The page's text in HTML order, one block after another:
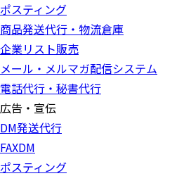
ポスティング
商品発送代行・物流倉庫
企業リスト販売
メール・メルマガ配信システム
電話代行・秘書代行
広告・宣伝
DM発送代行
FAXDM
ポスティング